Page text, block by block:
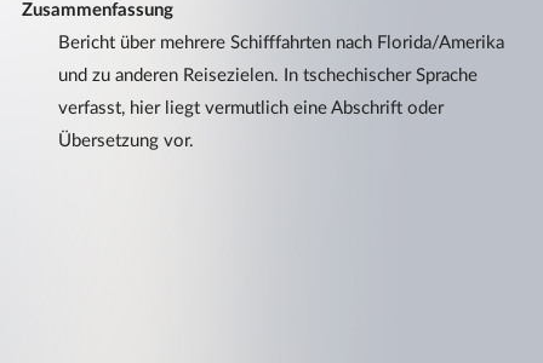
Zusammenfassung
Bericht über mehrere Schifffahrten nach Florida/Amerika
und zu anderen Reisezielen. In tschechischer Sprache
verfasst, hier liegt vermutlich eine Abschrift oder
Übersetzung vor.